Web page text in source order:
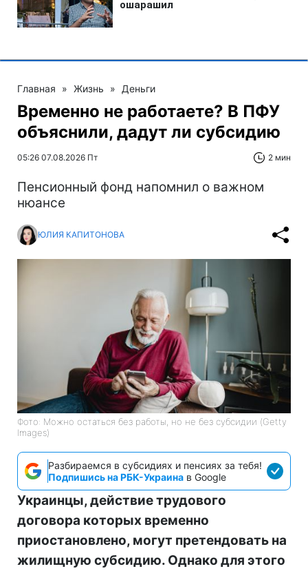
Главная » Жизнь » Деньги
Временно не работаете? В ПФУ
объяснили, дадут ли субсидию
05:26 07.08.2026 Пт 2 мин
Пенсионный фонд напомнил о важном
нюансе
ЮЛИЯ КАПИТОНОВА
Фото: Можно остаться без работы, но не без субсидии (Getty
Images)
Разбираемся в субсидиях и пенсиях за тебя!
Подпишись на РБК-Украина в Google
Украинцы, действие трудового
договора которых временно
приостановлено, могут претендовать на
жилищную субсидию. Однако для этого